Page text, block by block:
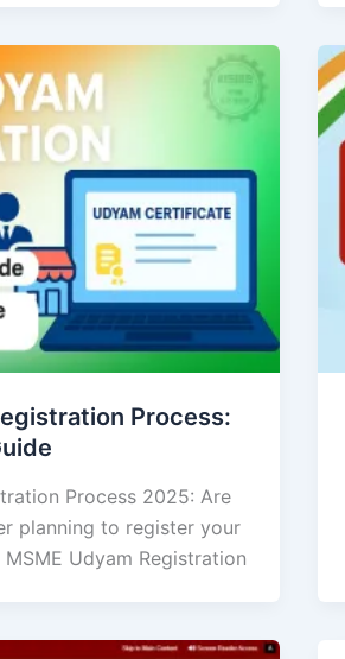
Process:
Process 2025: Are
planning to register your
Udyam Registration